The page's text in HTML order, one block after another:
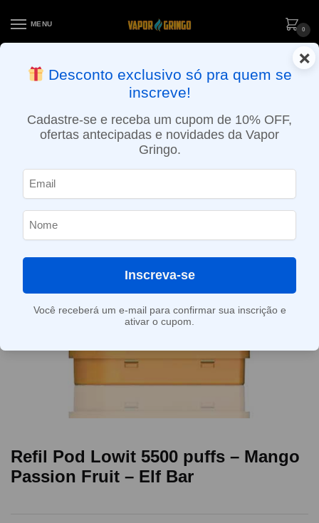
MENU
0
ENTREGA NO MESMO DIA EM SÃO PAULO (SEG A SEX): PEDIDOS
APROVADOS ATÉ 15:30 VIA MOTOBOY
Refil Pod Lowit 5500 puffs – Mango
Passion Fruit – Elf Bar
×
Desconto exclusivo só pra quem se
inscreve!
Cadastre-se e receba um cupom de 10% OFF,
ofertas antecipadas e novidades da Vapor
Gringo.
Inscreva-se
Você receberá um e-mail para confirmar sua inscrição e
ativar o cupom.